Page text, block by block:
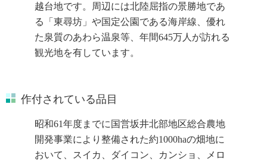
越台地です。周辺には北陸屈指の景勝地であ
る「東尋坊」や国定公園である海岸線、優れ
た泉質のあわら温泉等、年間645万人が訪れる
観光地を有しています。
作付されている品目
昭和61年度までに国営坂井北部地区総合農地
開発事業により整備された約1000haの畑地に
おいて、スイカ、ダイコン、カンショ、メロ